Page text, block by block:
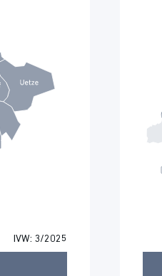
IVW: 3/2025